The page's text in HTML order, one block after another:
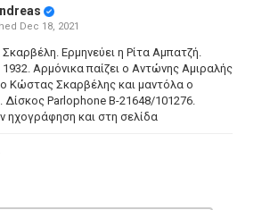
Dec 18, 2021
Ερμηνεύει η Ρίτα Αμπατζή.
Αρμόνικα παίζει ο Αντώνης Αμιραλής
Κώστας Σκαρβέλης και μαντόλα ο
Parlophone B-21648/101276.
ηχογράφηση και στη σελίδα
Rita Ambatzi
καημούς και ντέρτια στο κορμί μου